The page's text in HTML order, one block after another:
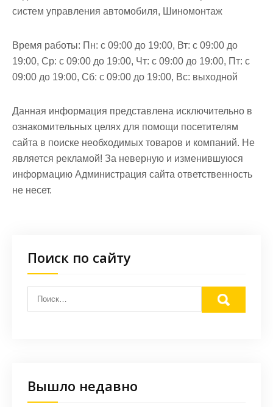
систем управления автомобиля, Шиномонтаж
Время работы: Пн: с 09:00 до 19:00, Вт: с 09:00 до
19:00, Ср: с 09:00 до 19:00, Чт: с 09:00 до 19:00, Пт: с
09:00 до 19:00, Сб: с 09:00 до 19:00, Вс: выходной
Данная информация представлена исключительно в
ознакомительных целях для помощи посетителям
сайта в поиске необходимых товаров и компаний. Не
является рекламой! За неверную и изменившуюся
информацию Администрация сайта ответственность
не несет.
Поиск по сайту
Вышло недавно